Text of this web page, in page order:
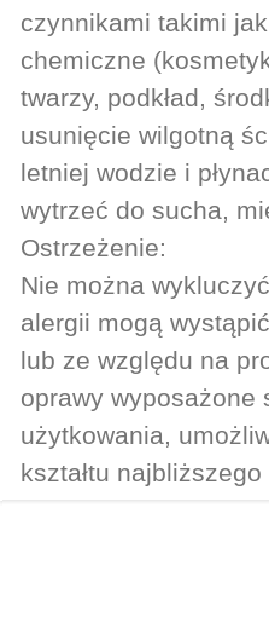
czynnikami takimi
chemiczne
twarzy, podkład,
usunięcie wilgotną
letniej wodzie i
wytrzeć do sucha,
Ostrzeżenie:
Nie można
alergii mogą
lub ze względu na
oprawy wyposażone
użytkowania,
kształtu